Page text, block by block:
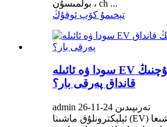
بولمىسۇن ، ch ...
تېخىمۇ كۆپ ئوقۇڭ
سودا ۋە ئائىلە EV توك قاچىلىغۇچنىڭ
قانداق پەرقى بار؟
admin تەرىپىدىن 24-11-26
ئېلېكترونلۇق ماشىنا (EV) نىڭ ئومۇملىشىشىغا